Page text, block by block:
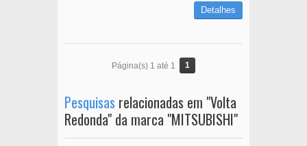
Detalhes
Página(s) 1 até 1 1
Pesquisas relacionadas em "Volta
Redonda" da marca "MITSUBISHI"